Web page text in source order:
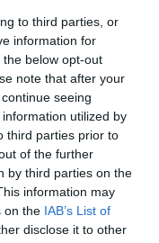
to third parties, or
information for
below opt-out
note that after your
seeing
utilized by
third parties prior to
of the further
by third parties on the
information may
on the IAB’s List of
disclose it to other
futur implica
i la
font preferida de
notícies d'actualitat